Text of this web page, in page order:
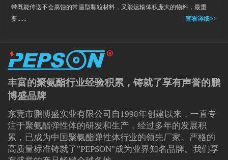
带既能传送不会腐蚀的常温型颗粒材料，又能运输体积庞大的物料，最重
要......
查看详细>>
丰富的聚氨酯行业经验积累，铸就了享有声誉的鹏
博盛品牌
东莞市鹏博盛实业有限公司自1998年创建以来，一直专
注于聚氨酯弹性体的研发和生产，经过多年的发展积
累，已成为中国聚氨酯弹性体行业的领先厂家。严格的
高质量标准铸就了"PEPSON"成为业界知名品牌。我们享